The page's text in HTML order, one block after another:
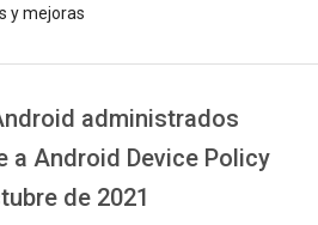
y mejoras
administrados
a Android Device Policy
de 2021